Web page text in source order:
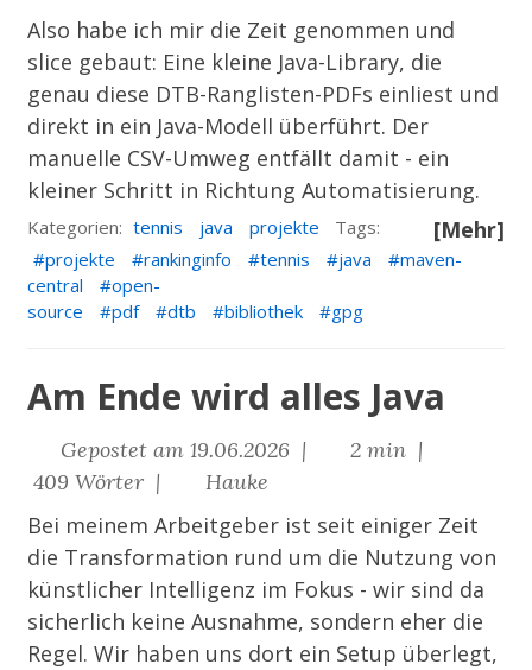
Also habe ich mir die Zeit genommen und
slice gebaut: Eine kleine Java-Library, die
genau diese DTB-Ranglisten-PDFs einliest und
direkt in ein Java-Modell überführt. Der
manuelle CSV-Umweg entfällt damit - ein
kleiner Schritt in Richtung Automatisierung.
[Mehr]
Kategorien: tennis java projekte
Tags:
projekte
rankinginfo tennis java
maven-
central
open-
source
pdf dtb bibliothek gpg
Am Ende wird alles Java
Gepostet am 19.06.2026 |
2 min |
409 Wörter |
Hauke
Bei meinem Arbeitgeber ist seit einiger Zeit
die Transformation rund um die Nutzung von
künstlicher Intelligenz im Fokus - wir sind da
sicherlich keine Ausnahme, sondern eher die
Regel. Wir haben uns dort ein Setup überlegt,